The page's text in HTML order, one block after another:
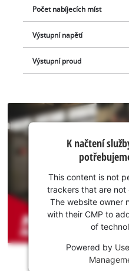
nabíjení a stavu baterie
stavu. Pro úspornou a
nabíječky integrovány
Počet nabíjecích míst
Výstupní napětí
Výstupní proud
K načtení
potřebujeme
váš souhlas!
content
not
K načtení
This content is not
trackers that are not
The website owner
with their CMP to
of
Powered by